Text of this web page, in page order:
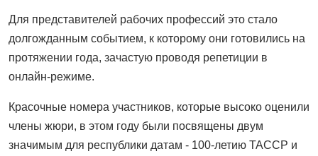
Для представителей рабочих профессий это стало
долгожданным событием, к которому они готовились на
протяжении года, зачастую проводя репетиции в
онлайн-режиме.
Красочные номера участников, которые высоко оценили
члены жюри, в этом году были посвящены двум
значимым для республики датам - 100-летию ТАССР и